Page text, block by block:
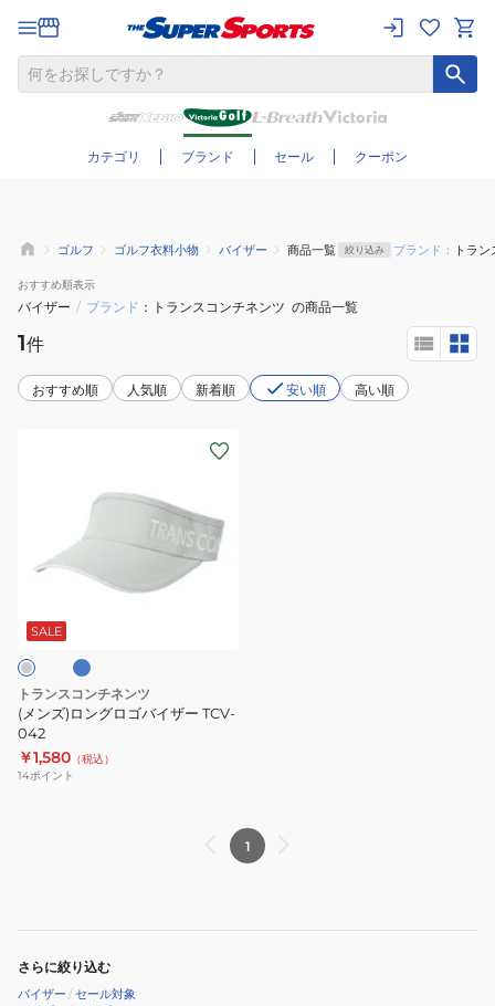
カテゴリ ブランド セール クーポン
さらに絞り込む
ゴルフ ゴルフ衣料小物 バイザー 商品一覧 絞り込み ブランド： トラ
おすすめ順表示
バイザー / ブランド トランスコンチネンツ の商品一覧
1件
おすすめ順 人気順 新着順 安い順 高い順
ゴ
バ
イ
ザ
ー
TCV-
042
SALE
トランスコンチネンツ
(メンズ)ロングロゴバイザー TCV-
042
￥1,580 （税込）
14ポイント
1
さらに絞り込む
バイザー /セール対象